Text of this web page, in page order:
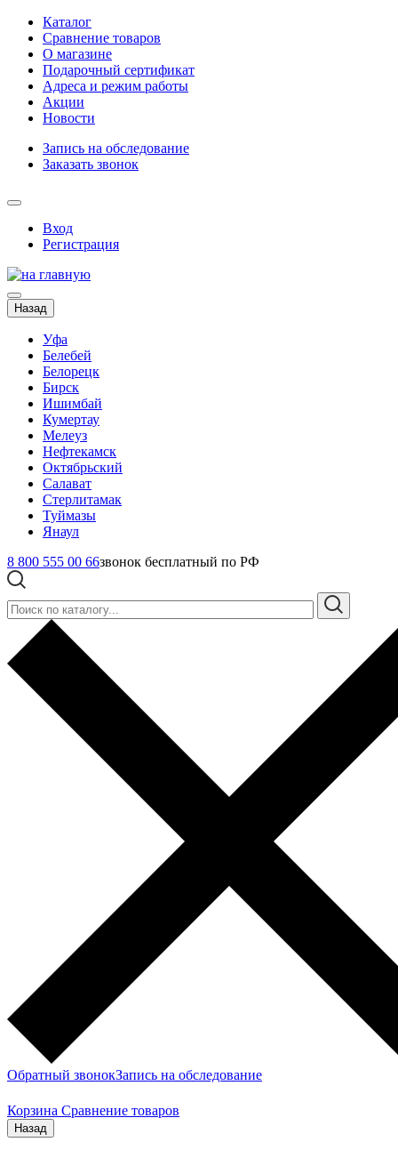
Каталог
Сравнение товаров
О магазине
Подарочный сертификат
Адреса и режим работы
Акции
Новости
Запись на обследование
Заказать звонок
Вход
Регистрация
Назад
Уфа
Белебей
Белорецк
Бирск
Ишимбай
Кумертау
Мелеуз
Нефтекамск
Октябрьский
Салават
Стерлитамак
Туймазы
Янаул
8 800 555 00 66звонок бесплатный по РФ
Обратный звонокЗапись на обследование
Корзина Сравнение товаров
Назад